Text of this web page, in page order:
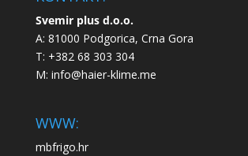
Svemir plus d.o.o.
A: 81000 Podgorica, Crna Gora
T: +382 68 303 304
M: info@haier-klime.me
WWW:
mbfrigo.hr